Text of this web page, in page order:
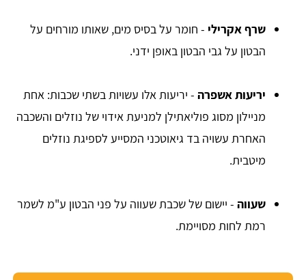
שרף אקרילי - חומר על בסיס מים, שאותו מורחים על
הבטון על גבי הבטון באופן ידני.
יריעות אשפרה - יריעות אלו עשויות בשתי שכבות: אחת
מניילון מסוג פוליאתילן למניעת אידוי של נוזלים והשכבה
האחרת עשויה בד גיאוטכני המסייע לספיגת נוזלים
מיטבית.
שעווה - יישום של שכבת שעווה על פני הבטון ע"מ לשמר
רמת לחות מסויימת.